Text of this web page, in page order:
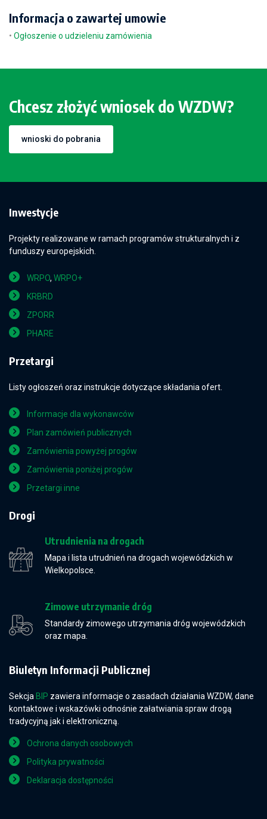
Informacja o zawartej umowie
• Ogłoszenie o udzieleniu zamówienia
Chcesz złożyć wniosek do WZDW?
wnioski do pobrania
Inwestycje
Projekty realizowane w ramach programów strukturalnych i z
funduszy europejskich.
WRPO, WRPO+
KRBRD
ZPORR
PHARE
Przetargi
Listy ogłoszeń oraz instrukcje dotyczące składania ofert.
Informacje dla wykonawców
Plan zamówień publicznych
Zamówienia powyżej progów
Zamówienia poniżej progów
Przetargi inne
Drogi
Utrudnienia na drogach
Mapa i lista utrudnień na drogach wojewódzkich w
Wielkopolsce.
Zimowe utrzymanie dróg
Standardy zimowego utrzymania dróg wojewódzkich
oraz mapa.
Biuletyn Informacji Publicznej
Sekcja BIP zawiera informacje o zasadach działania WZDW, dane
kontaktowe i wskazówki odnośnie załatwiania spraw drogą
tradycyjną jak i elektroniczną.
Ochrona danych osobowych
Polityka prywatności
Deklaracja dostępności